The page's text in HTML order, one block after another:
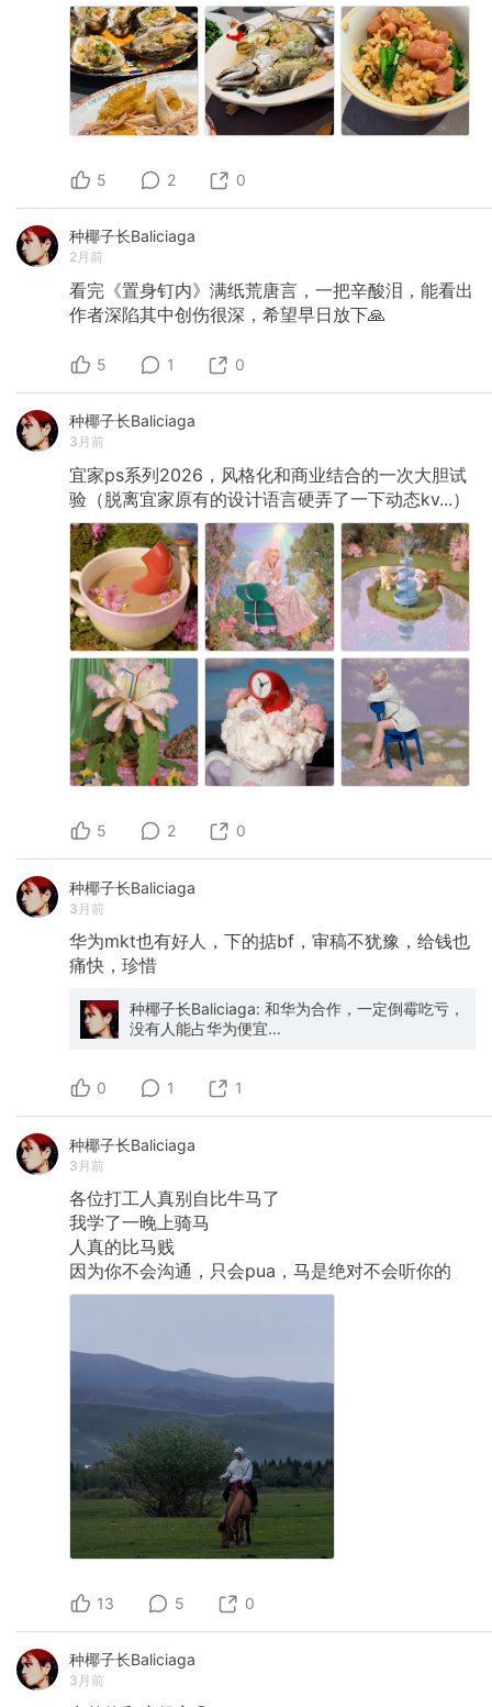
5 2 0
种椰子长Baliciaga
2月前
看完《置身钉内》满纸荒唐言，一把辛酸泪，能看出
作者深陷其中创伤很深，希望早日放下🙏
5 1 0
种椰子长Baliciaga
3月前
宜家ps系列2026，风格化和商业结合的一次大胆试
验（脱离宜家原有的设计语言硬弄了一下动态kv...）
5 2 0
种椰子长Baliciaga
3月前
华为mkt也有好人，下的掂bf，审稿不犹豫，给钱也
痛快，珍惜
种椰子长Baliciaga: 和华为合作，一定倒霉吃亏，
没有人能占华为便宜...
0 1 1
种椰子长Baliciaga
3月前
各位打工人真别自比牛马了
我学了一晚上骑马
人真的比马贱
因为你不会沟通，只会pua，马是绝对不会听你的
13 5 0
种椰子长Baliciaga
3月前